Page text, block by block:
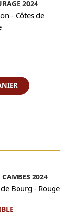
2024
- Côtes de
CAMBES 2024
de Bourg - Rouge